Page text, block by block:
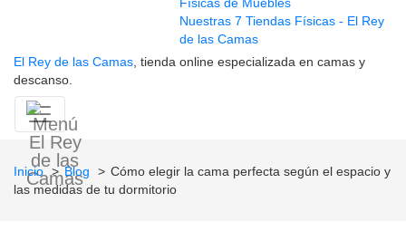
Nuestras 7 Tiendas Físicas - El Rey
de las Camas
El Rey de las Camas, tienda online especializada en camas y
descanso.
Inicio Blog
Cómo elegir la cama perfecta según el espacio y
las medidas de tu dormitorio